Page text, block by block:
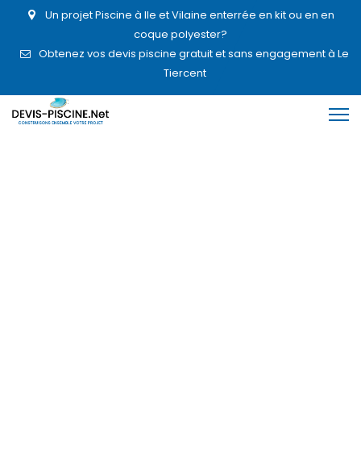
Un projet Piscine à Ile et Vilaine enterrée en kit ou en en
coque polyester?
Obtenez vos devis piscine gratuit et sans engagement à Le
Tiercent